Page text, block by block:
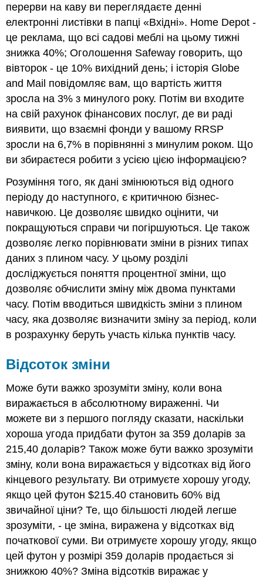
перерви на каву ви переглядаєте денні
електронні листівки в папці «Вхідні». Home Depot -
це реклама, що всі садові меблі на цьому тижні
знижка 40%; Оголошення Safeway говорить, що
вівторок - це 10% вихідний день; і історія Globe
and Mail повідомляє вам, що вартість життя
зросла на 3% з минулого року. Потім ви входите
на свій рахунок фінансових послуг, де ви раді
виявити, що взаємні фонди у вашому RRSP
зросли на 6,7% в порівнянні з минулим роком. Що
ви збираєтеся робити з усією цією інформацією?
Розуміння того, як дані змінюються від одного
періоду до наступного, є критичною бізнес-
навичкою. Це дозволяє швидко оцінити, чи
покращуються справи чи погіршуються. Це також
дозволяє легко порівнювати зміни в різних типах
даних з плином часу. У цьому розділі
досліджується поняття процентної зміни, що
дозволяє обчислити зміну між двома пунктами
часу. Потім вводиться швидкість зміни з плином
часу, яка дозволяє визначити зміну за період, коли
в розрахунку беруть участь кілька пунктів часу.
Відсоток зміни
Може бути важко зрозуміти зміну, коли вона
виражається в абсолютному вираженні. Чи
можете ви з першого погляду сказати, наскільки
хороша угода придбати футон за 359 доларів за
215,40 доларів? Також може бути важко зрозуміти
зміну, коли вона виражається у відсотках від його
кінцевого результату. Ви отримуєте хорошу угоду,
якщо цей футон $215.40 становить 60% від
звичайної ціни? Те, що більшості людей легше
зрозуміти, - це зміна, виражена у відсотках від
початкової суми. Ви отримуєте хорошу угоду, якщо
цей футон у розмірі 359 доларів продається зі
знижкою 40%? Зміна відсотків виражає у